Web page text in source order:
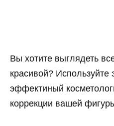
Вы хотите выглядеть
красивой?
эффектиный
коррекции вашей